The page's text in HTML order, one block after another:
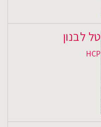
טל לבנון
HCP